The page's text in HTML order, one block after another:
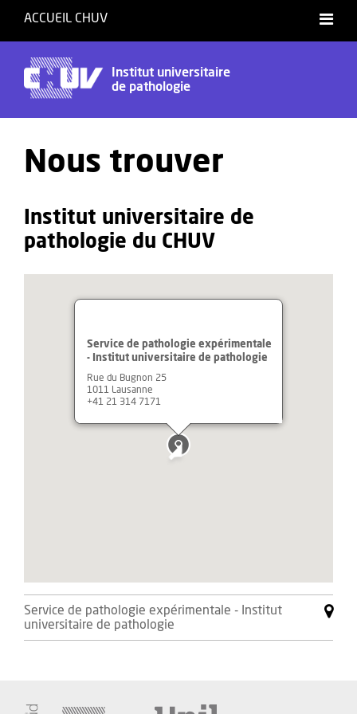
ACCUEIL CHUV
Institut universitaire
de pathologie
Nous trouver
Institut universitaire de
pathologie du CHUV
Service de pathologie expérimentale
- Institut universitaire de pathologie
Rue du Bugnon 25
1011 Lausanne
+41 21 314 7171
Service de pathologie expérimentale - Institut
universitaire de pathologie